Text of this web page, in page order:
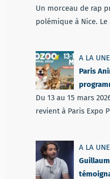
Un morceau de rap
polémique à Nice.
A LA UNE
Paris
Du 13 au 15 mars
revient à Paris Expo
A LA UNE